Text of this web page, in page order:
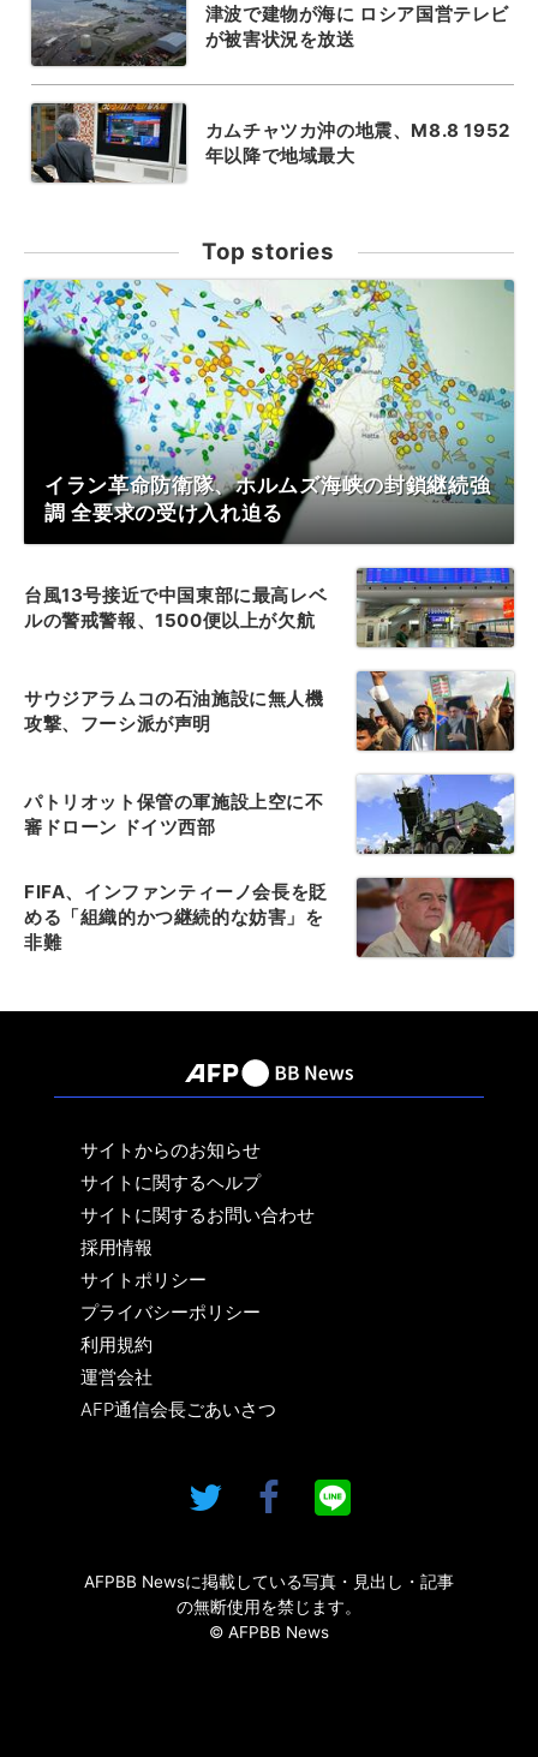
津波で建物が海に ロシア国営テレビ
が被害状況を放送
カムチャツカ沖の地震、M8.8 1952
年以降で地域最大
Top stories
イラン革命防衛隊、ホルムズ海峡の封鎖継続強
調 全要求の受け入れ迫る
台風13号接近で中国東部に最高レベ
ルの警戒警報、1500便以上が欠航
サウジアラムコの石油施設に無人機
攻撃、フーシ派が声明
パトリオット保管の軍施設上空に不
審ドローン ドイツ西部
FIFA、インファンティーノ会長を貶
める「組織的かつ継続的な妨害」を
非難
サイトからのお知らせ
サイトに関するヘルプ
サイトに関するお問い合わせ
採用情報
サイトポリシー
プライバシーポリシー
利用規約
運営会社
AFP通信会長ごあいさつ
AFPBB Newsに掲載している写真・見出し・記事
の無断使用を禁じます。
© AFPBB News